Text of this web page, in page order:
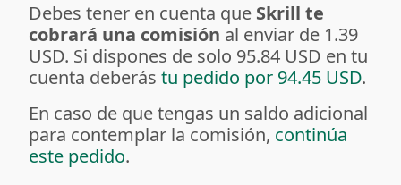
Debes tener en cuenta que Skrill te
cobrará una comisión al enviar de 1.39
USD. Si dispones de solo 95.84 USD en tu
cuenta deberás tu pedido por 94.45 USD.
En caso de que tengas un saldo adicional
para contemplar la comisión, continúa
este pedido.